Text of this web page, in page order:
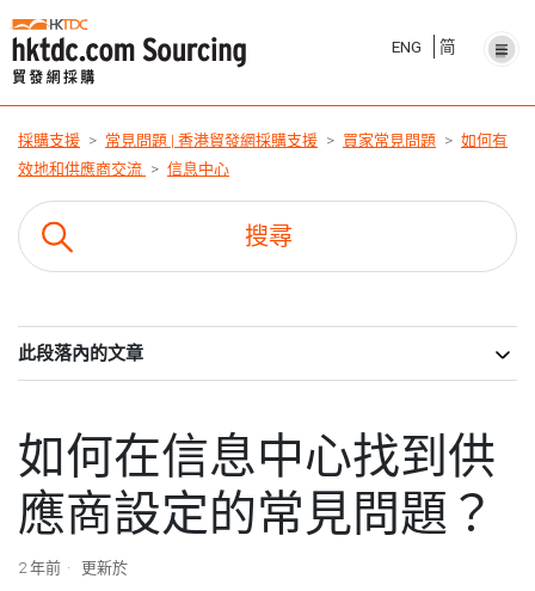
ENG 简
採購支援 常見問題 | 香港貿發網採購支援 買家常見問題
如何有
效地和供應商交流
信息中心
此段落內的文章
如何在信息中心找到供
應商設定的常見問題？
2 年前 更新於